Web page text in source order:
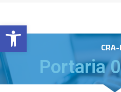
Barra de Ferramentas Aberta
Portaria